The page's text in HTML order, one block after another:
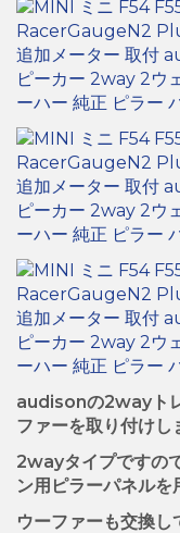
audisonの2wayト
ファーを取り付けし
2wayタイプですの
ン用ピラーパネル
ウーファーも交換し